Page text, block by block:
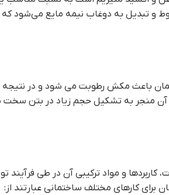
و تبدیل به دوغاب نیمه مایع می‌شود
باعث مکش رطوبت می شود و در نتیجه
آن منجر به تشکیل حجم زیاد در بتن
و مواد ترکیبی آن در طی فرآیند
کارهای مختلف ساختمانی عبارتند از: